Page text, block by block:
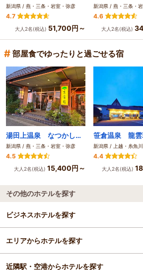
新潟県 / 燕・三条・岩室・弥彦
4.7
大人2名(税込) 51,700円～
新潟県 / 燕・三条・
4.6
大人2名(税込)
# 部屋食でゆったりと過ごせる宿
湯田上温泉 なつかしの宿 末廣館
新潟県 / 燕・三条・岩室・弥彦
4.5
大人2名(税込) 15,400円～
笹倉温泉 龍雲
新潟県 / 上越・糸魚
4.4
大人2名(税込)
その他のホテルを探す
ビジネスホテルを探す
新潟県
燕・三条・岩室・弥彦
エリアからホテルを探す
新潟県
近隣駅・空港からホテルを探す